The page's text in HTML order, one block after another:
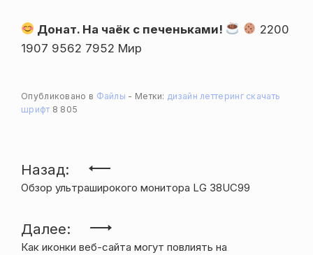
Донат. На чаёк с печеньками!
2200
1907 9562 7952 Мир
Опубликовано в Файлы Метки: дизайн леттеринг скачать
шрифт 8 805
Навигация
по
записям
Назад:
Обзор ультраширокого монитора LG 38UC99
Далее:
Как иконки веб-сайта могут повлиять на